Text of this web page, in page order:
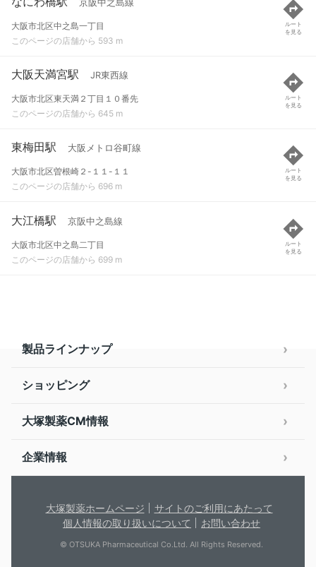
京阪中之島線
大阪市北区中之島一丁目
このページの店舗から 593 m
ルート
を見る
大阪天満宮駅 JR東西線
大阪市北区東天満２丁目１０番先
このページの店舗から 645 m
ルート
を見る
東梅田駅 大阪メトロ谷町線
大阪市北区曽根崎２-１１-１１
このページの店舗から 696 m
ルート
を見る
大江橋駅 京阪中之島線
大阪市北区中之島二丁目
このページの店舗から 699 m
ルート
を見る
製品ラインナップ
ショッピング
大塚製薬CM情報
企業情報
大塚製薬ホームページ
サイトのご利用にあたって
個人情報の取り扱いについて
お問い合わせ
© OTSUKA Pharmaceutical Co.Ltd. All Rights Reserved.